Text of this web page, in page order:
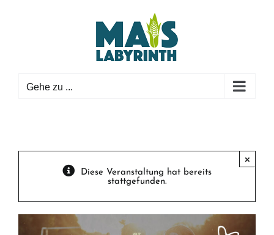
Gehe zu ...
Diese Veranstaltung hat bereits
stattgefunden.
×